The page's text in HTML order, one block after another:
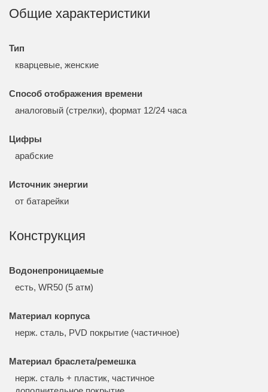
Общие характеристики
Тип
кварцевые, женские
Способ отображения времени
аналоговый (стрелки), формат 12/24 часа
Цифры
арабские
Источник энергии
от батарейки
Конструкция
Водонепроницаемые
есть, WR50 (5 атм)
Материал корпуса
нерж. сталь, PVD покрытие (частичное)
Материал браслета/ремешка
нерж. сталь + пластик, частичное